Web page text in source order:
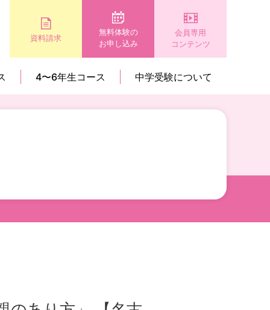
資料請求
無料体験の
お申し込み
会員専用
コンテンツ
4〜6年生コース 中学受験について